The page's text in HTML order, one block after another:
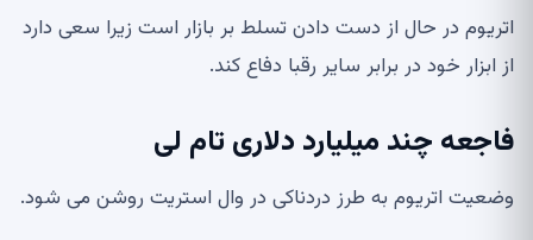
اتریوم در حال از دست دادن تسلط بر بازار است زیرا سعی دارد
از ابزار خود در برابر سایر رقبا دفاع کند.
فاجعه چند میلیارد دلاری تام لی
وضعیت اتریوم به طرز دردناکی در وال استریت روشن می شود.